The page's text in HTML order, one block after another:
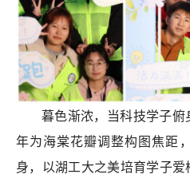
暮色渐浓，当科技学子
年为海棠花瓣调整构图焦距
身， 以湖工大之美培育学子